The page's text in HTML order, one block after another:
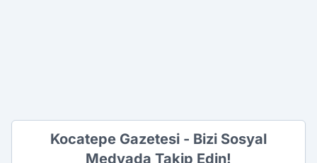
Kocatepe Gazetesi - Bizi Sosyal
Medyada Takip Edin!